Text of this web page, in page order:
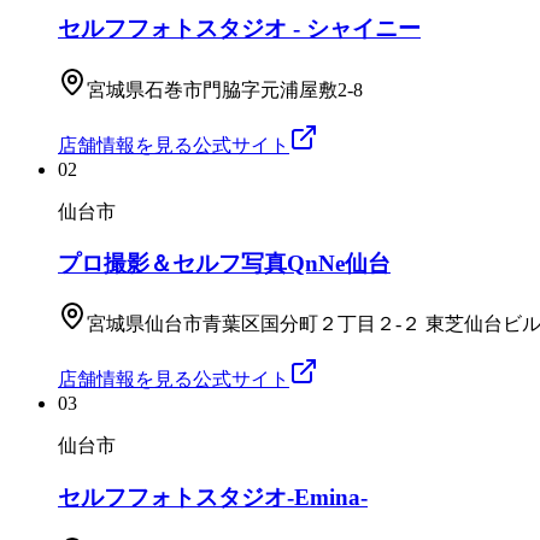
セルフフォトスタジオ - シャイニー
宮城県石巻市門脇字元浦屋敷2-8
店舗情報を見る公式サイト
02
仙台市
プロ撮影＆セルフ写真QnNe仙台
宮城県仙台市青葉区国分町２丁目２-２ 東芝仙台ビ
店舗情報を見る公式サイト
03
仙台市
セルフフォトスタジオ‐Emina‐